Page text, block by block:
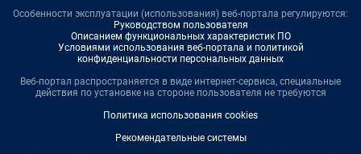
Особенности эксплуатации (использования) веб-портала регулируются:
Руководством пользователя
Описанием функциональных характеристик ПО
Условиями использования веб-портала и политикой
конфиденциальности персональных данных
Веб-портал распространяется в виде интернет-сервиса, специальные
действия по установке на стороне пользователя не требуются
Политика использования cookies
Рекомендательные системы